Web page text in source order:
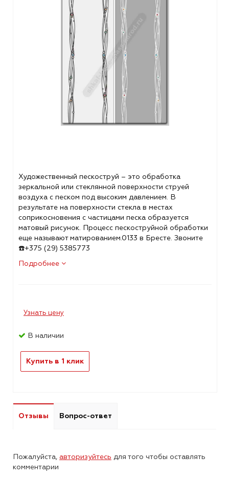
Художественный пескоструй – это обработка
зеркальной или стеклянной поверхности струей
воздуха с песком под высоким давлением. В
результате на поверхности стекла в местах
соприкосновения с частицами песка образуется
матовый рисунок. Процесс пескоструйной обработки
еще называют матированием.0133 в Бресте. Звоните
☎️+375 (29) 5385773
Подробнее
Узнать цену
В наличии
Купить в 1 клик
Отзывы Вопрос-ответ
Пожалуйста, авторизуйтесь для того чтобы оставлять
комментарии